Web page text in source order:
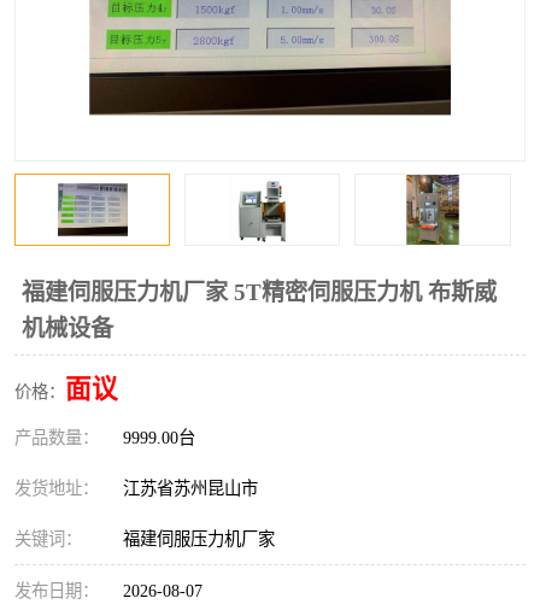
福建伺服压力机厂家 5T精密伺服压力机 布斯威
机械设备
价格： 面议
产品数量： 9999.00台
发货地址： 江苏省苏州昆山市
关键词： 福建伺服压力机厂家
发布日期： 2026-08-07